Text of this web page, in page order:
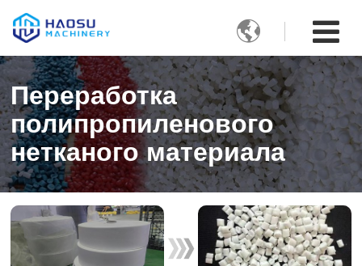

Переработка
полипропиленового
нетканого материала